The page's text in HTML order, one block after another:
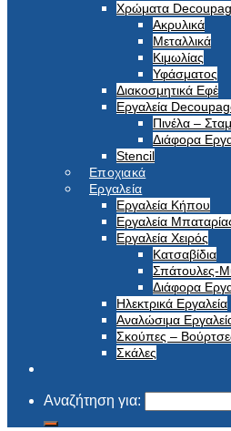
Χρώματα
Ακρυλικά
Μεταλλικά
Κιμωλίας
Υφάσματος
Διακοσμητικά Εφέ
Εργαλεία
Πινέλα –
Διάφορα
Stencil
Εποχιακά
Εργαλεία
Εργαλεία Κήπου
Εργαλεία
Εργαλεία Χειρός
Κατσαβίδια
Σπάτουλες-
Διάφορα
Ηλεκτρικά Εργαλεία
Αναλώσιμα
Σκούπες –
Σκάλες
Αναζήτηση για: